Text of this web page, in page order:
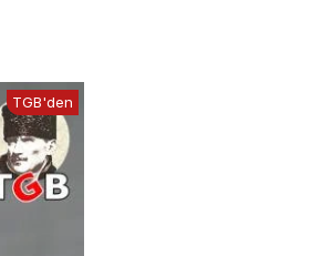
TGB'den